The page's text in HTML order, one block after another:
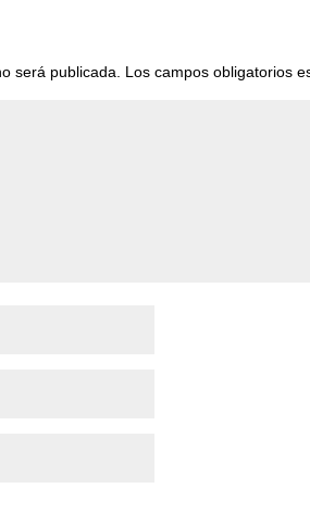
será publicada. Los campos obligatorios